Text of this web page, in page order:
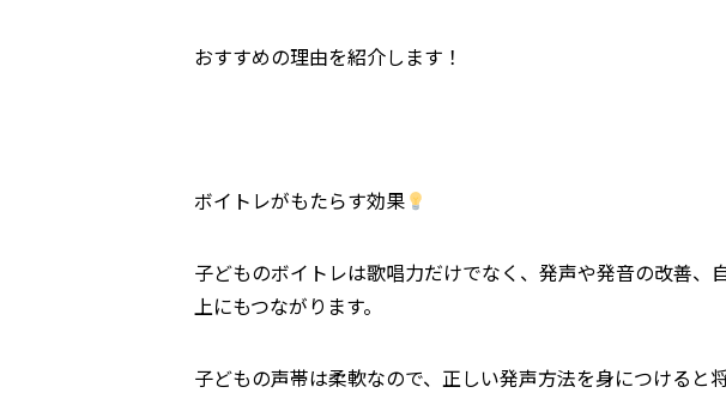
おすすめの理由を紹介します！
ボイトレがもたらす効果
子どものボイトレは歌唱力だけでなく、発声や発音の改善、
上にもつながります。
子どもの声帯は柔軟なので、正しい発声方法を身につけると